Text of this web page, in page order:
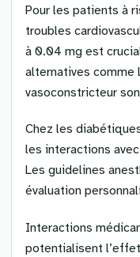
Pour les patients à
troubles
à 0.04 mg est
alternatives comme
vasoconstricteur
Chez les
les interactions
Les guidelines
évaluation
Interactions
potentialisent